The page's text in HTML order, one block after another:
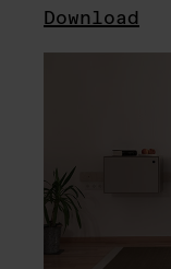
Download